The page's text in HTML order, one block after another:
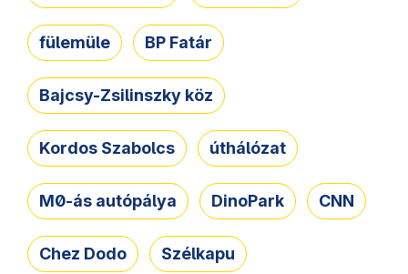
fülemüle BP Fatár
Bajcsy-Zsilinszky köz
Kordos Szabolcs úthálózat
M0-ás autópálya DinoPark CNN
Chez Dodo Szélkapu